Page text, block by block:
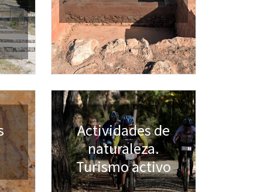
Actividades de
naturaleza.
Turismo activo